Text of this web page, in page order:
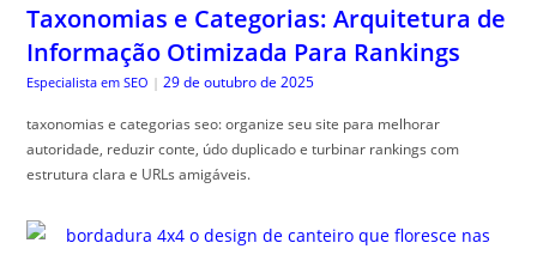
Taxonomias e Categorias: Arquitetura de
Informação Otimizada Para Rankings
Especialista em SEO | 29 de outubro de 2025
taxonomias e categorias seo: organize seu site para melhorar
autoridade, reduzir conte, údo duplicado e turbinar rankings com
estrutura clara e URLs amigáveis.